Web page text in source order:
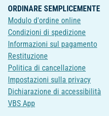
ORDINARE SEMPLICEMENTE
Modulo d'ordine online
Condizioni di spedizione
Informazioni sul pagamento
Restituzione
Politica di cancellazione
Impostazioni sulla privacy
Dichiarazione di accessibilità
VBS App